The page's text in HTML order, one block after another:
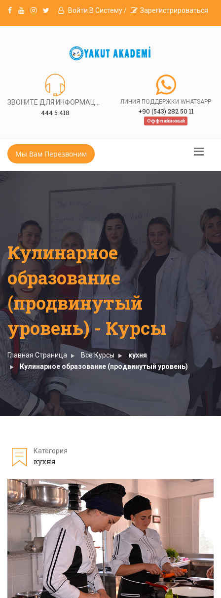
Войти В Систему / Зарегистрироваться
444 5 418
ЛИНИЯ ПОДДЕРЖКИ WHATSAPP
+90 (543) 282 50 11
Оффлайновый
Мы Вам Перезвоним
Кулинарное
образование
(продвинутый
уровень) - Курсы
Главная Страница Все Курсы
кухня
Кулинарное образование (продвинутый уровень)
Категория
кухня